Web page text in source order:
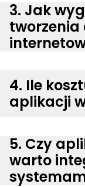
3. Jak
4. Ile
aplikacji
5. Czy
warto